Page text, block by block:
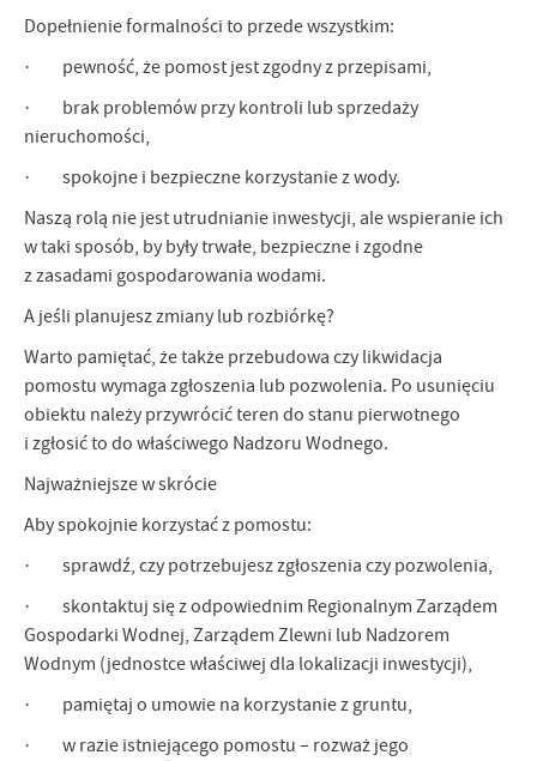
Dopełnienie formalności to przede wszystkim:
· pewność, że pomost jest zgodny z przepisami,
· brak problemów przy kontroli lub sprzedaży
nieruchomości,
· spokojne i bezpieczne korzystanie z wody.
Naszą rolą nie jest utrudnianie inwestycji, ale wspieranie ich
w taki sposób, by były trwałe, bezpieczne i zgodne
z zasadami gospodarowania wodami.
A jeśli planujesz zmiany lub rozbiórkę?
Warto pamiętać, że także przebudowa czy likwidacja
pomostu wymaga zgłoszenia lub pozwolenia. Po usunięciu
obiektu należy przywrócić teren do stanu pierwotnego
i zgłosić to do właściwego Nadzoru Wodnego.
Najważniejsze w skrócie
Aby spokojnie korzystać z pomostu:
· sprawdź, czy potrzebujesz zgłoszenia czy pozwolenia,
· skontaktuj się z odpowiednim Regionalnym Zarządem
Gospodarki Wodnej, Zarządem Zlewni lub Nadzorem
Wodnym (jednostce właściwej dla lokalizacji inwestycji),
· pamiętaj o umowie na korzystanie z gruntu,
· w razie istniejącego pomostu – rozważ jego